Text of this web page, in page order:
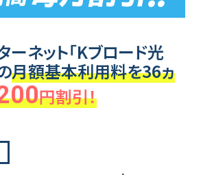
ーネット「Kブロード光
月額基本利用料を36ヵ
円割引！